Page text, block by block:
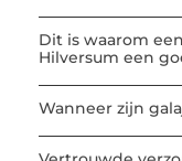
Dit is waarom
Hilversum een
Wanneer zijn